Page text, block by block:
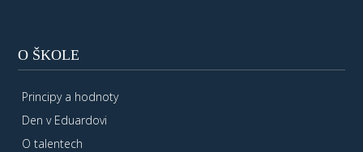
O ŠKOLE
Principy a hodnoty
Den v Eduardovi
O talentech